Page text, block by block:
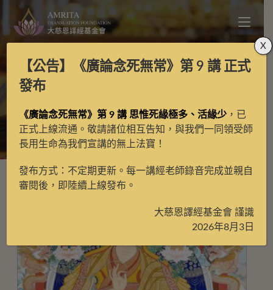
> 嘉木樣大師
【公告】 《廣論念死無常》第 9 講正式
發布
《廣論念死無常》第 9 講 思惟死緣極多、活緣少 ，已
正式上線流通。敬請諸位相互告知，與我們一同領受師
長用生命為我們宣講的無上法寶！
發布方式：不定期更新。每一講經老師錄音完成並親自
審閱後，即陸續上線發布。
大慈恩譯經基金會 謹識
2026年8月3日
X